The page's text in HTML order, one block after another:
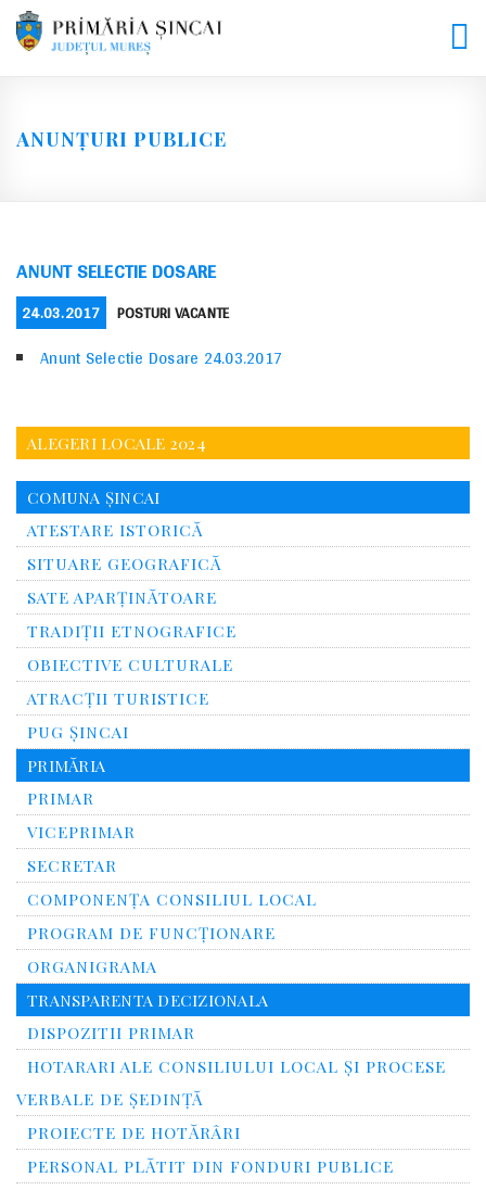
Skip
ANUNȚURI PUBLICE
ANUNT SELECTIE DOSARE
POSTED
ON
24.03.2017 CATEGORIES
POSTURI VACANTE
Anunt Selectie Dosare 24.03.2017
ALEGERI LOCALE 2024
COMUNA ȘINCAI
ATESTARE ISTORICĂ
SITUARE GEOGRAFICĂ
SATE APARȚINĂTOARE
TRADIȚII ETNOGRAFICE
OBIECTIVE CULTURALE
ATRACȚII TURISTICE
PUG ȘINCAI
PRIMĂRIA
PRIMAR
VICEPRIMAR
SECRETAR
COMPONENȚA CONSILIUL LOCAL
PROGRAM DE FUNCȚIONARE
ORGANIGRAMA
TRANSPARENTA DECIZIONALA
DISPOZITII PRIMAR
HOTARARI ALE CONSILIULUI LOCAL ȘI PROCESE
VERBALE DE ȘEDINȚĂ
PROIECTE DE HOTĂRÂRI
PERSONAL PLĂTIT DIN FONDURI PUBLICE